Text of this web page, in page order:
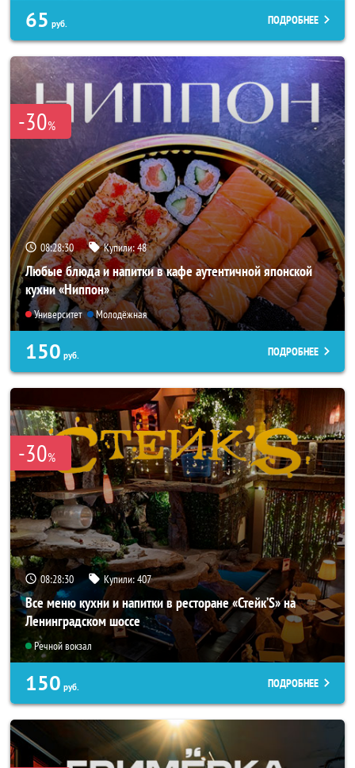
65 руб. ПОДРОБНЕЕ
-30%
08:28:27 Купили:48
Любые блюда и напитки в кафе аутентичной японской
кухни «Ниппон»
Университет Молодёжная
150 руб. ПОДРОБНЕЕ
-30%
08:28:27 Купили:407
Все меню кухни и напитки в ресторане «Стейк’S» на
Ленинградском шоссе
Речной вокзал
150 руб. ПОДРОБНЕЕ